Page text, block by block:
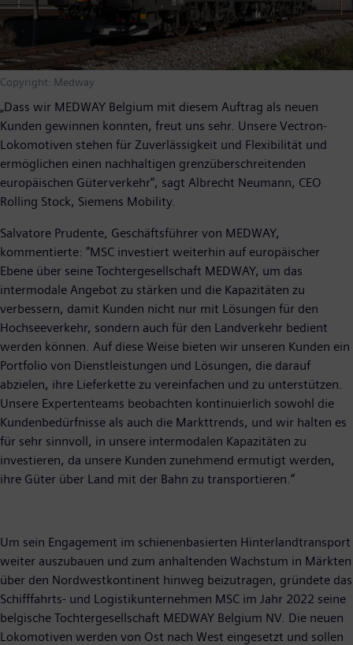
Copyright: Medway
„Dass wir MEDWAY Belgium mit diesem Auftrag als neuen
Kunden gewinnen konnten, freut uns sehr. Unsere Vectron-
Lokomotiven stehen für Zuverlässigkeit und Flexibilität und
ermöglichen einen nachhaltigen grenzüberschreitenden
europäischen Güterverkehr“, sagt Albrecht Neumann, CEO
Rolling Stock, Siemens Mobility.
Salvatore Prudente, Geschäftsführer von MEDWAY,
kommentierte: "MSC investiert weiterhin auf europäischer
Ebene über seine Tochtergesellschaft MEDWAY, um das
intermodale Angebot zu stärken und die Kapazitäten zu
verbessern, damit Kunden nicht nur mit Lösungen für den
Hochseeverkehr, sondern auch für den Landverkehr bedient
werden können. Auf diese Weise bieten wir unseren Kunden ein
Portfolio von Dienstleistungen und Lösungen, die darauf
abzielen, ihre Lieferkette zu vereinfachen und zu unterstützen.
Unsere Expertenteams beobachten kontinuierlich sowohl die
Kundenbedürfnisse als auch die Markttrends, und wir halten es
für sehr sinnvoll, in unsere intermodalen Kapazitäten zu
investieren, da unsere Kunden zunehmend ermutigt werden,
ihre Güter über Land mit der Bahn zu transportieren.“
Um sein Engagement im schienenbasierten Hinterlandtransport
weiter auszubauen und zum anhaltenden Wachstum in Märkten
über den Nordwestkontinent hinweg beizutragen, gründete das
Schifffahrts- und Logistikunternehmen MSC im Jahr 2022 seine
belgische Tochtergesellschaft MEDWAY Belgium NV. Die neuen
Lokomotiven werden von Ost nach West eingesetzt und sollen